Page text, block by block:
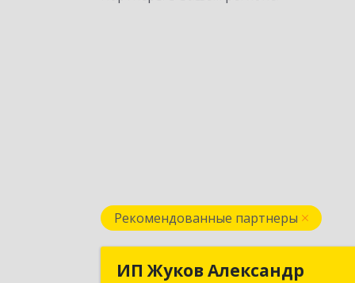
Рекомендованные партнеры
ИП Жуков Александр
ИП Жуков Александр